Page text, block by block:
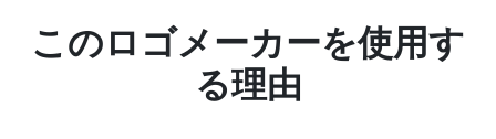
このロゴメーカーを使用す
る理由